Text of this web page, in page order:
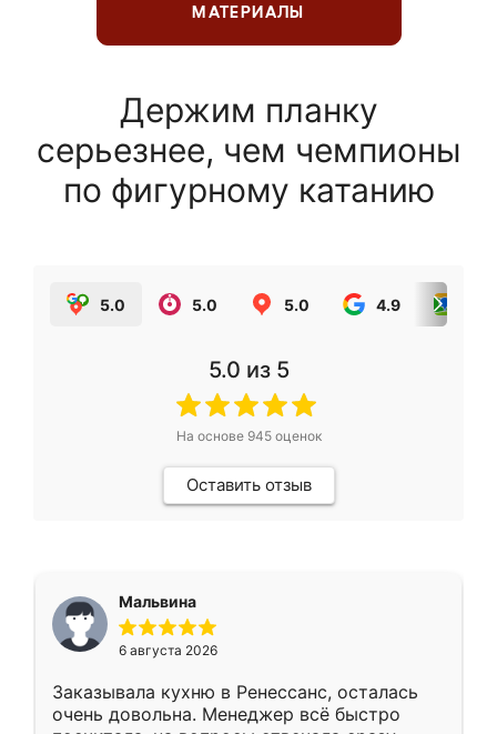
МАТЕРИАЛЫ
Держим планку
серьезнее, чем чемпионы
по фигурному катанию
5.0 5.0 5.0 4.9
5.0 из 5
На основе 945оценок
Оставить отзыв
Мальвина
6 августа 2026
Заказывала кухню в Ренессанс, осталась
очень довольна. Менеджер всё быстро